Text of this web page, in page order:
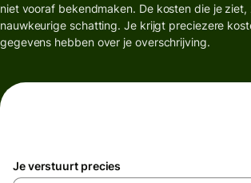
niet vooraf bekendmaken. De kosten die je ziet,
nauwkeurige schatting. Je krijgt preciezere
gegevens hebben over je overschrijving.
Je verstuurt precies